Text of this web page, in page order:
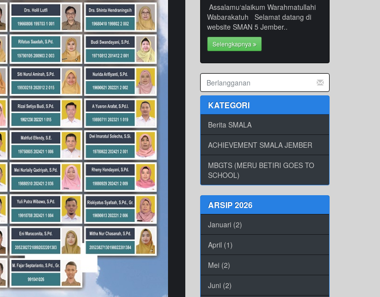
Assalamu‘alaikum Warahmatullahi
Wabarakatuh Selamat datang di
website SMAN 5 Jember..
Selengkapnya
KATEGORI
Berita SMALA
ACHIEVEMENT SMALA JEMBER
MBGTS (MERU BETIRI GOES TO
SCHOOL)
ARSIP 2026
Januari (2)
April (1)
Mei (2)
Juni (2)